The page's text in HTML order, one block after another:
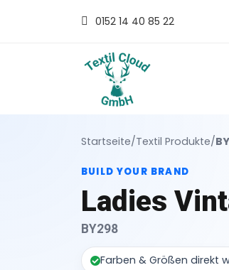
0152 14 40 85 22
Startseite/Textil Produkte/
BUILD YOUR BRAND
Ladies
BY298
Farben & Größen direkt